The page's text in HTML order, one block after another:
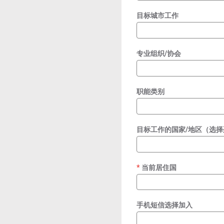
目标城市工作
专业组织/协会
职能类别
目标工作的国家/地区（选
当前居住国
required
手机短信选择加入